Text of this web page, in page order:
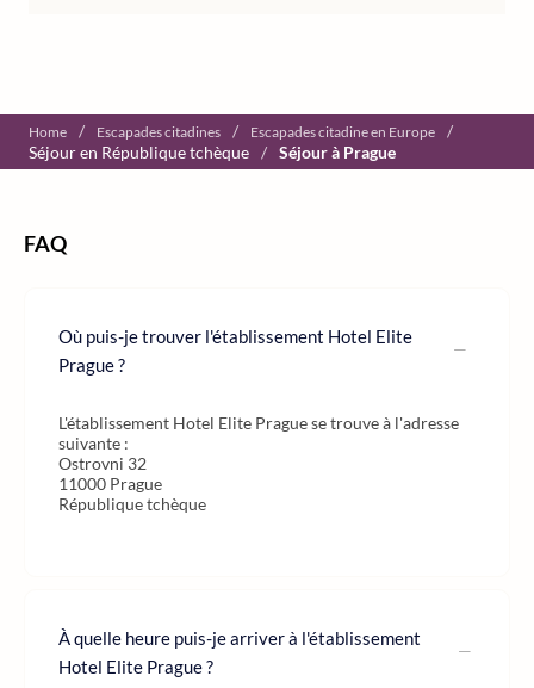
Home / Escapades citadines / Escapades citadine en Europe
/
Séjour en République tchèque / Séjour à Prague
FAQ
Où puis-je trouver l'établissement Hotel Elite
Prague ?
L'établissement Hotel Elite Prague se trouve à l'adresse
suivante :
Ostrovni 32
11000 Prague
République tchèque
À quelle heure puis-je arriver à l'établissement
Hotel Elite Prague ?